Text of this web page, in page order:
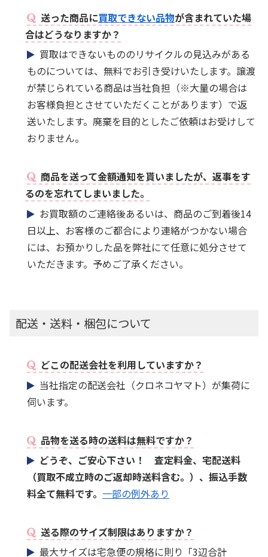
送った商品に買取できない品物が含まれていた場
合はどうなりますか？
買取はできないもののリサイクルの見込みがある
ものについては、無料でお引き受けいたします。譲渡
が禁じられている商品は当社負担（※大量の場合は
お客様負担とさせていただくことがあります）で返
送いたします。廃棄を目的としたご依頼はお受けして
おりません。
商品を送って金額通知を貰いましたが、返事をす
るのを忘れてしまいました。
お買取額のご連絡後あるいは、商品のご到着後14
日以上、お客様のご都合により連絡がつかない場合
には、お預かりした品を弊社にて任意に処分させて
いただきます。予めご了承ください。
配送・送料・梱包について
どこの配送会社を利用していますか？
当社指定の配送会社（クロネコヤマト）が集荷に
伺います。
品物を送る時の送料は無料ですか？
どうぞ、ご安心下さい！ 査定料金、宅配送料
（買取不成立時のご返却時送料含む。）、振込手数
料全て無料です。 一部の例外あり
送る際のサイズ制限はありますか？
最大サイズは宅急便の規格に則り「3辺合計